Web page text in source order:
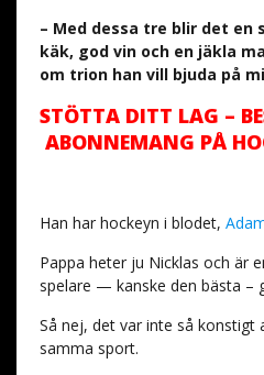
– Med dessa tre blir det en
käk, god vin och en jäkla
om trion han vill bjuda på
STÖTTA DITT LAG –
ABONNEMANG PÅ
Han har hockeyn i blodet,
Pappa heter ju Nicklas och är
spelare — kanske den bästa –
Så nej, det var inte så
samma sport.